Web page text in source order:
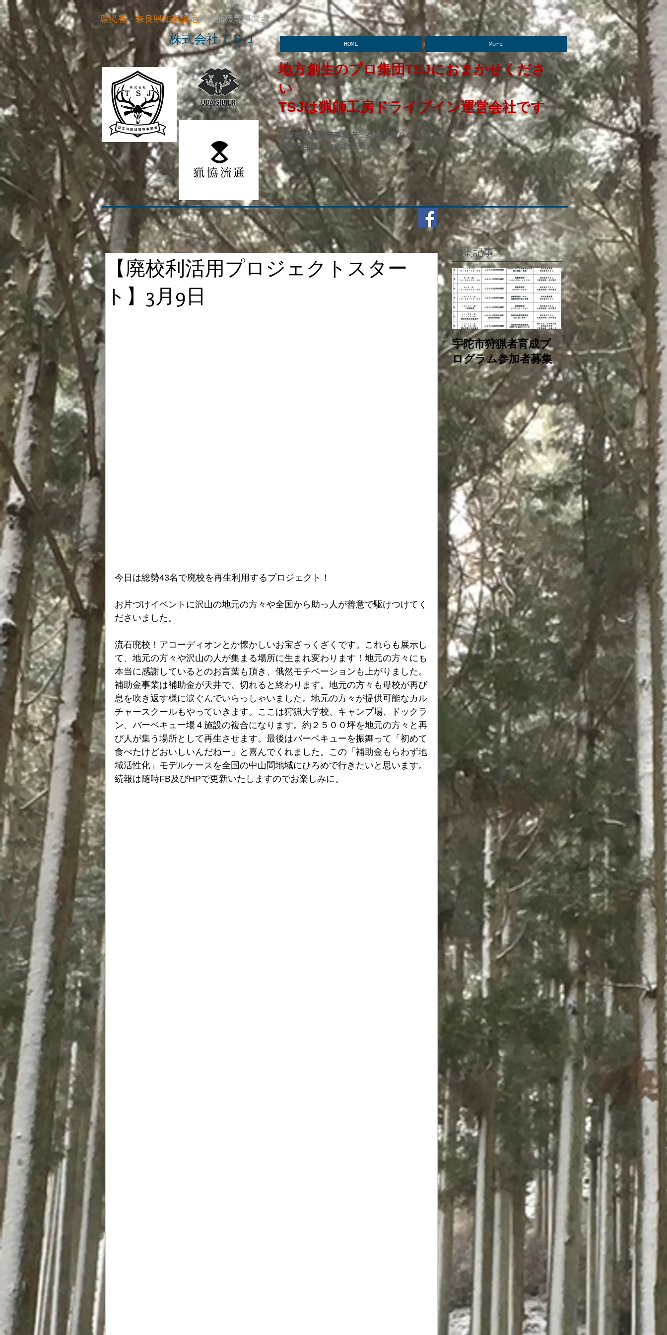
環境省・奈良県知事認定鳥獣捕獲等事業者
株式会社ＴＳＪ HOME More
地方創生のプロ集団TSJにおまかせくださ
い​
​TSJは猟師工房ドライブイン運営会社です
認定鳥獣捕獲等事業者：奈良県第００３号
食肉処理業：食肉販売業​
【廃校利活用プロジェクトスター
ト】3月9日
今日は総勢43名で廃校を再生利用するプロジェクト！
お片づけイベントに沢山の地元の方々や全国から助っ人が善意で駆けつけてく
ださいました。
流石廃校！アコーディオンとか懐かしいお宝ざっくざくです。これらも展示し
て、地元の方々や沢山の人が集まる場所に生まれ変わります！地元の方々にも
本当に感謝しているとのお言葉も頂き、俄然モチベーションも上がりました。
補助金事業は補助金が天井で、切れると終わります。地元の方々も母校が再び
息を吹き返す様に涙ぐんでいらっしゃいました。地元の方々が提供可能なカル
チャースクールもやっていきます。ここは狩猟大学校、キャンプ場、ドックラ
ン、バーベキュー場４施設の複合になります。約２５００坪を地元の方々と再
び人が集う場所として再生させます。最後はバーベキューを振舞って「初めて
食べたけどおいしいんだねー」と喜んでくれました。この「補助金もらわず地
域活性化」モデルケースを全国の中山間地域にひろめで行きたいと思います。
続報は随時FB及びHPで更新いたしますのでお楽しみに。
特集記事
宇陀市狩猟者育成プ
ログラム参加者募集